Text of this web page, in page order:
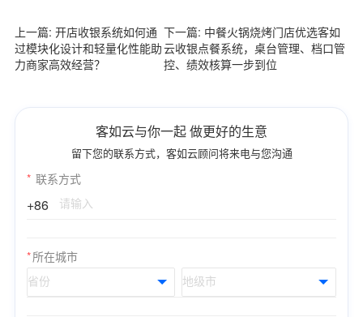
上一篇: 开店收银系统如何通
过模块化设计和轻量化性能助
力商家高效经营？
下一篇: 中餐火锅烧烤门店优选客如
云收银点餐系统，桌台管理、档口管
控、绩效核算一步到位
客如云与你一起 做更好的生意
留下您的联系方式，客如云顾问将来电与您沟通
* 联系方式
+86
*所在城市